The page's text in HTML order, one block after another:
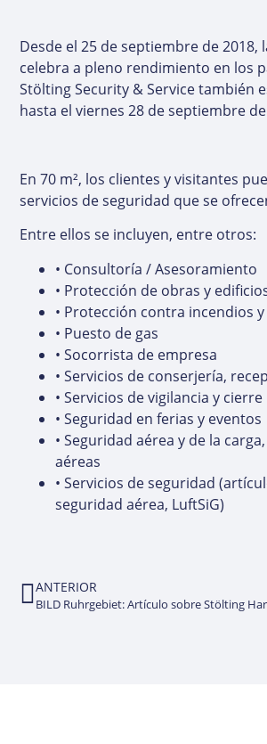
Desde el 25 de septiembre de 2018,
celebra a pleno rendimiento en los
Stölting Security & Service también
hasta el viernes 28 de septiembre
En 70 m², los clientes y visitantes
servicios de seguridad que se
Entre ellos se incluyen, entre otros:
• Consultoría / Asesoramiento
• Protección de obras y
• Protección contra incendios
• Puesto de gas
• Socorrista de empresa
• Servicios de conserjería,
• Servicios de vigilancia y cierre
• Seguridad en ferias y eventos
• Seguridad aérea y de la
aéreas
• Servicios de seguridad
seguridad aérea, LuftSiG)
ANTERIOR
BILD Ruhrgebiet: Artículo sobre Stölting